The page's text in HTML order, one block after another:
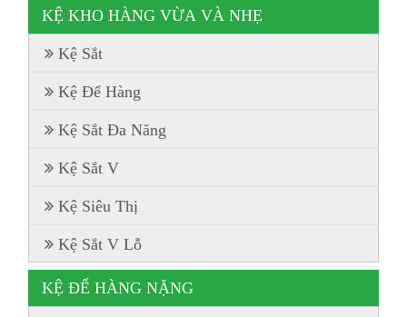
KỆ KHO HÀNG VỪA VÀ NHẸ
Kệ Sắt
Kệ Để Hàng
Kệ Sắt Đa Năng
Kệ Sắt V
Kệ Siêu Thị
Kệ Sắt V Lỗ
KỆ ĐỂ HÀNG NẶNG